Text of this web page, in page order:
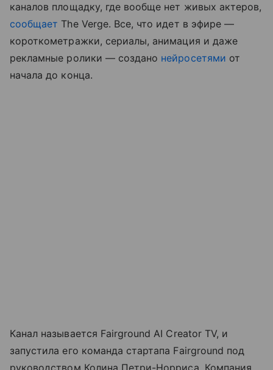
каналов площадку, где вообще нет живых актеров,
сообщает The Verge. Все, что идет в эфире —
короткометражки, сериалы, анимация и даже
рекламные ролики — создано нейросетями от
начала до конца.
Канал называется Fairground AI Creator TV, и
запустила его команда стартапа Fairground под